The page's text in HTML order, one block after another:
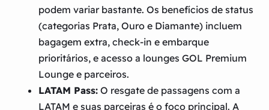
podem variar bastante. Os benefícios de status
(categorias Prata, Ouro e Diamante) incluem
bagagem extra, check-in e embarque
prioritários, e acesso a lounges GOL Premium
Lounge e parceiros.
LATAM Pass: O resgate de passagens com a
LATAM e suas parceiras é o foco principal. A